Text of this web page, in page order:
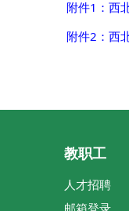
附件1：西
附件2：西
教职工
人才招聘
邮箱登录